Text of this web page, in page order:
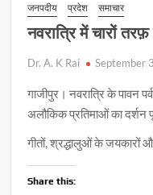
जनपदीय
प्रदेश समाचार
नवरात्रि में चारों
Dr. A. K Rai September
गाजीपुर। नवरात्रि के पावन
अलौकिक प्रतिमाओं का दर्शन
गीतों, श्रद्धालुओं के जयकारों
Share this: